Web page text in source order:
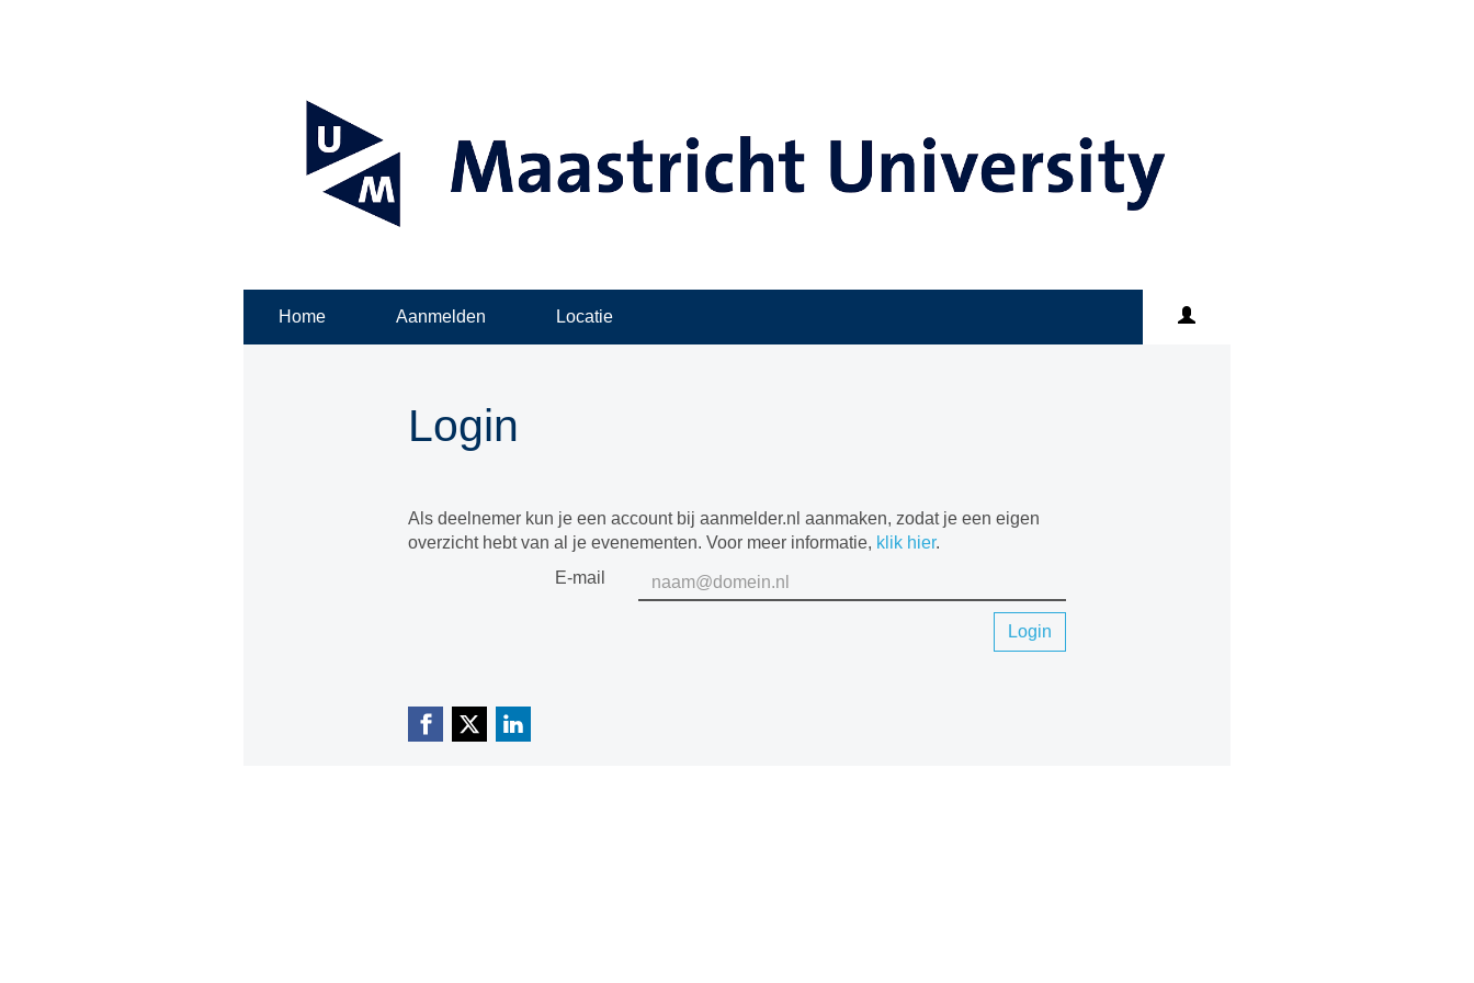
Home Aanmelden Locatie
Login
Als deelnemer kun je een account bij aanmelder.nl aanmaken, zodat je een eigen
overzicht hebt van al je evenementen. Voor meer informatie, klik hier.
E-mail
Login